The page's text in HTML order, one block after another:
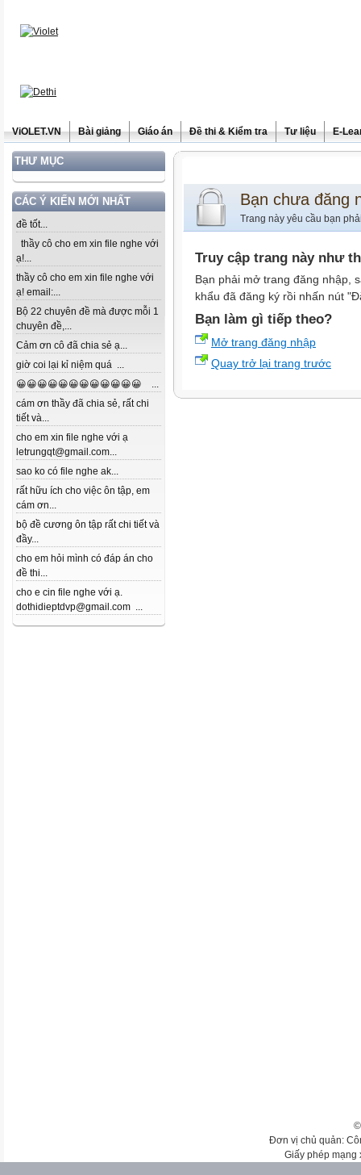
ViOLET.VN Bài giảng Giáo án Đề thi & Kiểm tra Tư liệu E-
THƯ MỤC
CÁC Ý KIẾN MỚI NHẤT
đề tốt...
thầy cô cho em xin file nghe với
ạ!...
thầy cô cho em xin file nghe với
ạ! email:...
Bộ 22 chuyên đề mà được mỗi 1
chuyên đề,...
Cảm ơn cô đã chia sẻ ạ...
giờ coi lại kỉ niệm quá ...
😀😀😀😀😀😀😀😀😀😀😀😀 ...
cám ơn thầy đã chia sẻ, rất chi
tiết và...
cho em xin file nghe với ạ
letrungqt@gmail.com...
sao ko có file nghe ak...
rất hữu ích cho việc ôn tập, em
cám ơn...
bộ đề cương ôn tập rất chi tiết và
đầy...
cho em hỏi mình có đáp án cho
đề thi...
cho e cin file nghe với ạ.
dothidieptdvp@gmail.com ...
Bạn chưa đăng
Trang này yêu cầu bạn
Truy cập trang này như
Bạn phải mở trang đăng nhập,
khẩu đã đăng ký rồi nhấn nút
Bạn làm gì tiếp theo?
Mở trang đăng nhập
Quay trở lại trang trước
Đơn vị chủ quản:
Giấy phép mạng